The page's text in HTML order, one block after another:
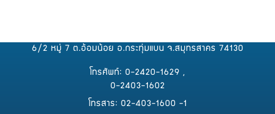
6/2 หมู่ 7 ต.อ้อมน้อย อ.กระทุ่มแบน จ.สมุทรสาคร 74130
โทรศัพท์: 0-2420-1629 ,
0-2403-1602
โทรสาร: 02-403-1600 -1